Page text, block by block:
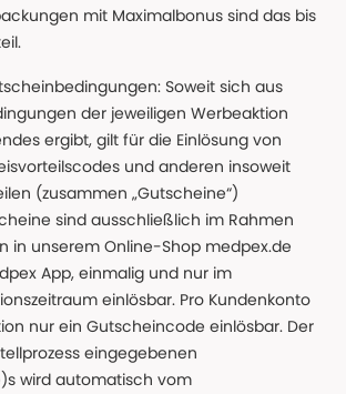
mit Maximalbonus sind das bis
Soweit sich aus
der jeweiligen Werbeaktion
ergibt, gilt für die Einlösung von
und anderen insoweit
(zusammen „Gutscheine“)
sind ausschließlich im Rahmen
in unserem Online-Shop medpex.de
App, einmalig und nur im
einlösbar. Pro Kundenkonto
nur ein Gutscheincode einlösbar. Der
eingegebenen
wird automatisch vom